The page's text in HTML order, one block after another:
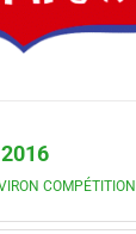
COMPÉTITION